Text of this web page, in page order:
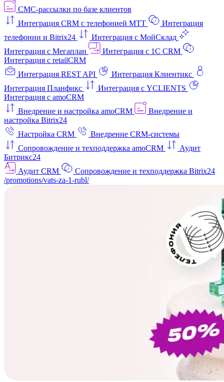
СМС-рассылки по базе клиентов
Интеграция CRM с телефонией МТТ
Интеграция
телефонии и Bitrix24
Интеграция с МойСклад
Интеграция с Мегаплан
Интеграция с 1C CRM
Интеграция с retailCRM
Интеграция REST API
Интеграция Клиентикс
Интеграция Планфикс
Интеграция с YCLIENTS
Интеграция с amoCRM
Внедрение и настройка amoCRM
Внедрение и
настройка Bitrix24
Настройка CRM
Внедрение CRM-системы
Сопровождение и техподдержка amoCRM
Аудит
Битрикс24
Аудит CRM
Сопровождение и техподдержка Bitrix24
/promotions/vats-za-1-rubl/